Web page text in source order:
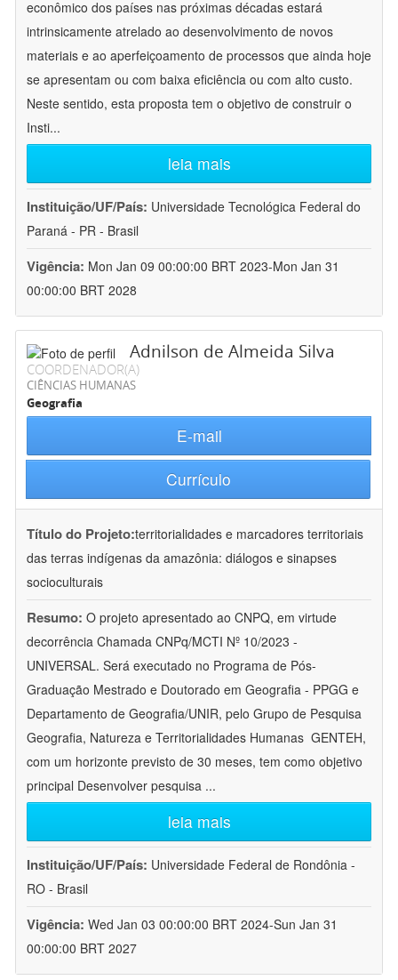
econômico dos países nas próximas décadas estará
intrinsicamente atrelado ao desenvolvimento de novos
materiais e ao aperfeiçoamento de processos que ainda hoje
se apresentam ou com baixa eficiência ou com alto custo.
Neste sentido, esta proposta tem o objetivo de construir o
Insti...
leia mais
Instituição/UF/País: Universidade Tecnológica Federal do
Paraná - PR - Brasil
Vigência: Mon Jan 09 00:00:00 BRT 2023-Mon Jan 31
00:00:00 BRT 2028
Adnilson de Almeida Silva
COORDENADOR(A)
CIÊNCIAS HUMANAS
Geografia
E-mail
Currículo
Título do Projeto:territorialidades e marcadores territoriais
das terras indígenas da amazônia: diálogos e sinapses
socioculturais
Resumo: O projeto apresentado ao CNPQ, em virtude
decorrência Chamada CNPq/MCTI Nº 10/2023 -
UNIVERSAL. Será executado no Programa de Pós-
Graduação Mestrado e Doutorado em Geografia - PPGG e
Departamento de Geografia/UNIR, pelo Grupo de Pesquisa
Geografia, Natureza e Territorialidades Humanas  GENTEH,
com um horizonte previsto de 30 meses, tem como objetivo
principal Desenvolver pesquisa ...
leia mais
Instituição/UF/País: Universidade Federal de Rondônia -
RO - Brasil
Vigência: Wed Jan 03 00:00:00 BRT 2024-Sun Jan 31
00:00:00 BRT 2027